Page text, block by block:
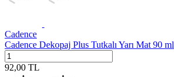
Cadence
Cadence Dekopaj Plus Tutkalı Yarı Mat 90 ml
92,00 TL